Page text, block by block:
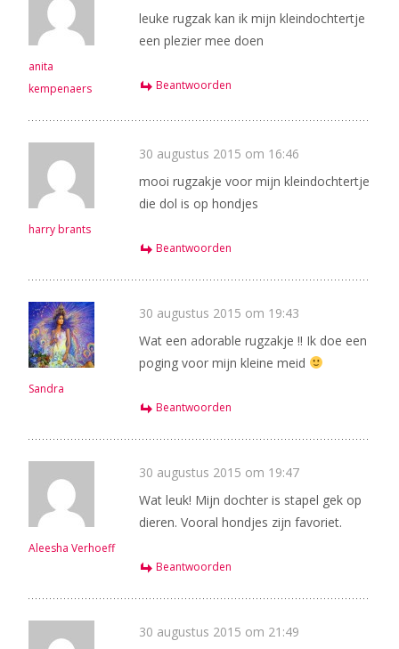
anita
kempenaers
leuke rugzak kan ik mijn kleindochtertje
een plezier mee doen
Beantwoorden
harry brants
30 augustus 2015 om 16:46
mooi rugzakje voor mijn kleindochtertje
die dol is op hondjes
Beantwoorden
Sandra
30 augustus 2015 om 19:43
Wat een adorable rugzakje !! Ik doe een
poging voor mijn kleine meid
Beantwoorden
Aleesha Verhoeff
30 augustus 2015 om 19:47
Wat leuk! Mijn dochter is stapel gek op
dieren. Vooral hondjes zijn favoriet.
Beantwoorden
30 augustus 2015 om 21:49